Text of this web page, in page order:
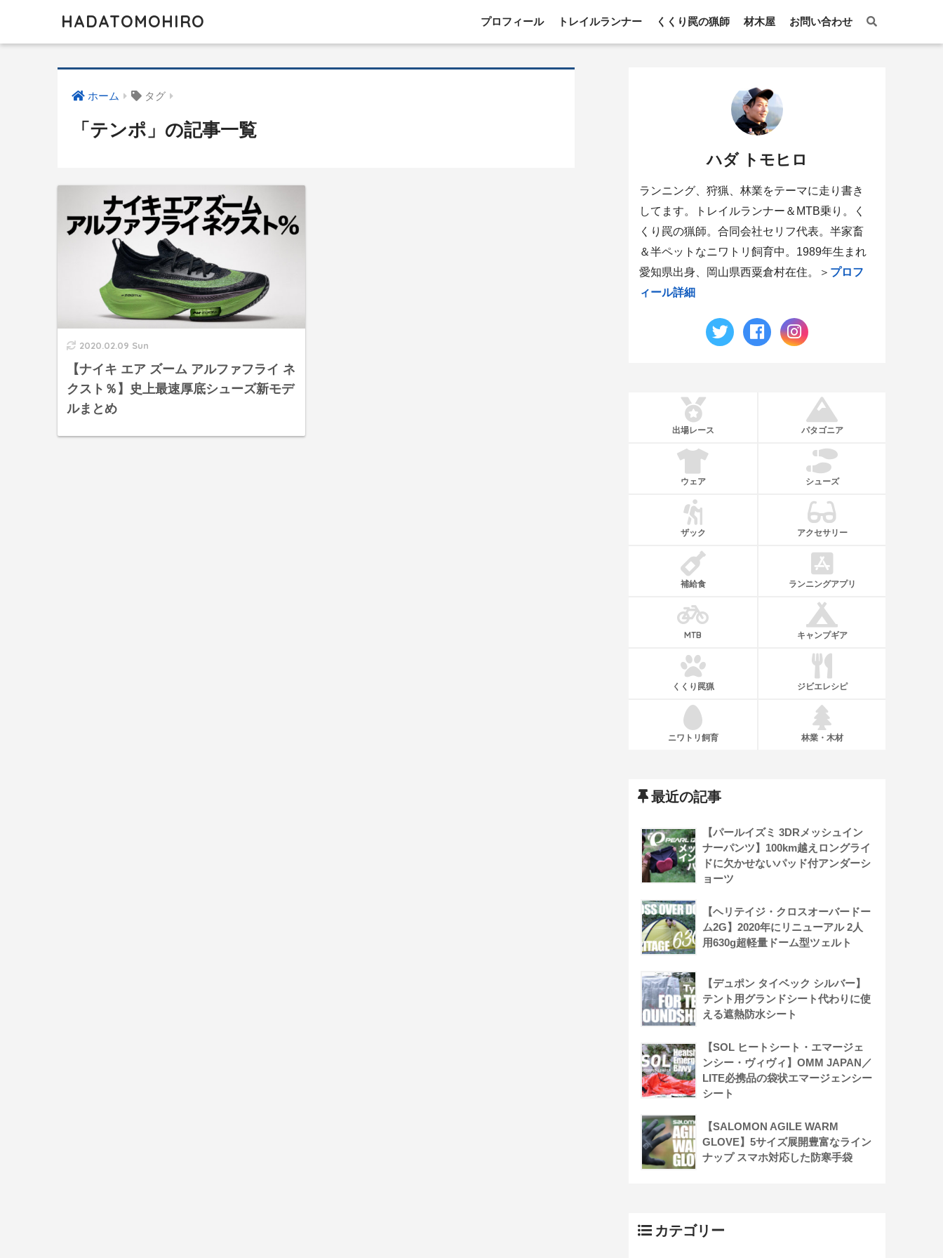
HADATOMOHIRO プロフィール トレイルランナー くくり罠の猟師 材木屋 お問い合わせ
ホーム タグ
「テンポ」の記事一覧
2020.02.09 Sun
【ナイキ エア ズーム アルファフライ ネ
クスト％】史上最速厚底シューズ新モデ
ルまとめ
ハダ トモヒロ
ランニング、狩猟、林業をテーマに走り書き
してます。トレイルランナー＆MTB乗り。く
くり罠の猟師。合同会社セリフ代表。半家畜
＆半ペットなニワトリ飼育中。1989年生まれ
愛知県出身、岡山県西粟倉村在住。＞ プロフ
ィール詳細
出場レース パタゴニア
ウェア シューズ
ザック アクセサリー
補給食 ランニングアプリ
MTB キャンプギア
くくり罠猟 ジビエレシピ
ニワトリ飼育 林業・木材
最近の記事
【パールイズミ 3DRメッシュイン
ナーパンツ】100km越えロングライ
ドに欠かせないパッド付アンダーシ
ョーツ
【ヘリテイジ・クロスオーバードー
ム2G】2020年にリニューアル 2人
用630g超軽量ドーム型ツェルト
【デュポン タイベック シルバー】
テント用グランドシート代わりに使
える遮熱防水シート
【SOL ヒートシート・エマージェ
ンシー・ヴィヴィ】OMM JAPAN／
LITE必携品の袋状エマージェンシー
シート
【SALOMON AGILE WARM
GLOVE】5サイズ展開豊富なライン
ナップ スマホ対応した防寒手袋
カテゴリー